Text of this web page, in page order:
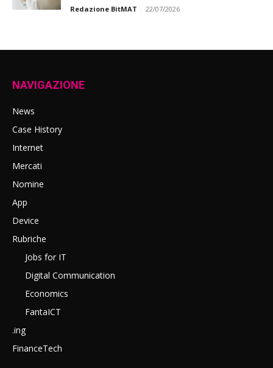
Redazione BitMAT - 22/07/2026
NAVIGAZIONE
News
Case History
Internet
Mercati
Nomine
App
Device
Rubriche
Jobs for IT
Digital Communication
Economics
FantaICT
.ing
FinanceTech